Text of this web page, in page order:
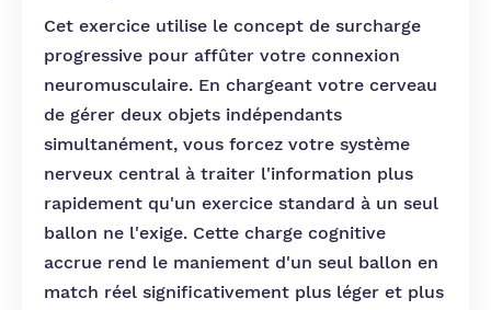
Cet exercice utilise le concept de surcharge
progressive pour affûter votre connexion
neuromusculaire. En chargeant votre cerveau
de gérer deux objets indépendants
simultanément, vous forcez votre système
nerveux central à traiter l'information plus
rapidement qu'un exercice standard à un seul
ballon ne l'exige. Cette charge cognitive
accrue rend le maniement d'un seul ballon en
match réel significativement plus léger et plus